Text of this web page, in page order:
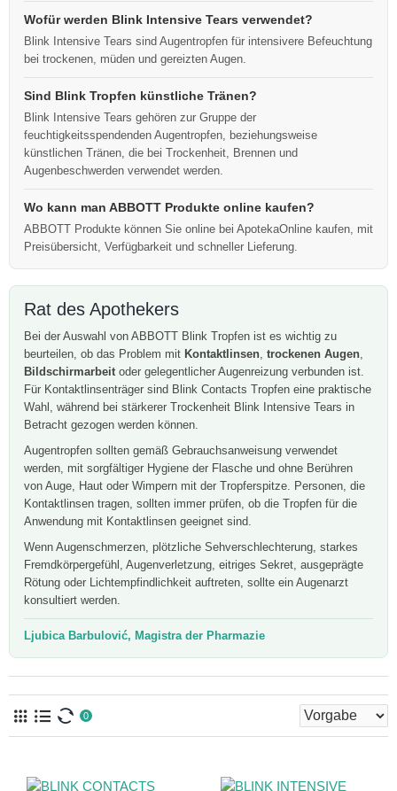
Wofür werden Blink Intensive Tears verwendet?
Blink Intensive Tears sind Augentropfen für intensivere Befeuchtung
bei trockenen, müden und gereizten Augen.
Sind Blink Tropfen künstliche Tränen?
Blink Intensive Tears gehören zur Gruppe der
feuchtigkeitsspendenden Augentropfen, beziehungsweise
künstlichen Tränen, die bei Trockenheit, Brennen und
Augenbeschwerden verwendet werden.
Wo kann man ABBOTT Produkte online kaufen?
ABBOTT Produkte können Sie online bei ApotekaOnline kaufen, mit
Preisübersicht, Verfügbarkeit und schneller Lieferung.
Rat des Apothekers
Bei der Auswahl von ABBOTT Blink Tropfen ist es wichtig zu
beurteilen, ob das Problem mit Kontaktlinsen, trockenen Augen,
Bildschirmarbeitoder gelegentlicher Augenreizung verbunden ist.
Für Kontaktlinsenträger sind Blink Contacts Tropfen eine praktische
Wahl, während bei stärkerer Trockenheit Blink Intensive Tears in
Betracht gezogen werden können.
Augentropfen sollten gemäß Gebrauchsanweisung verwendet
werden, mit sorgfältiger Hygiene der Flasche und ohne Berühren
von Auge, Haut oder Wimpern mit der Tropferspitze. Personen, die
Kontaktlinsen tragen, sollten immer prüfen, ob die Tropfen für die
Anwendung mit Kontaktlinsen geeignet sind.
Wenn Augenschmerzen, plötzliche Sehverschlechterung, starkes
Fremdkörpergefühl, Augenverletzung, eitriges Sekret, ausgeprägte
Rötung oder Lichtempfindlichkeit auftreten, sollte ein Augenarzt
konsultiert werden.
Ljubica Barbulović, Magistra der Pharmazie
0